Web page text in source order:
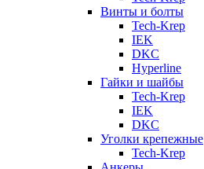
Винты и болты
Tech-Krep
IEK
DKC
Hyperline
Гайки и шайбы
Tech-Krep
IEK
DKC
Уголки крепежные
Tech-Krep